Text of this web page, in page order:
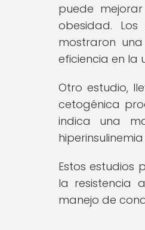
puede
obesidad.
mostraron
eficiencia en la
Otro estudio,
cetogénica
indica una
Estos estudios
la resistencia
manejo de